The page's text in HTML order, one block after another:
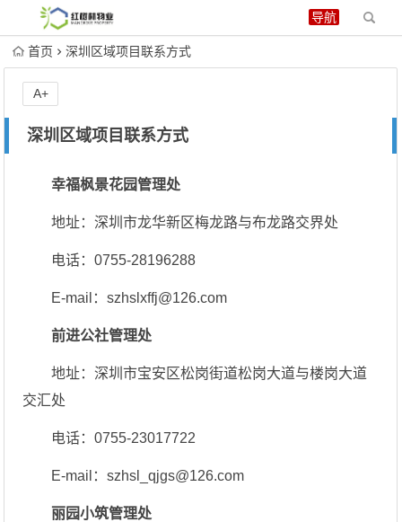
首页 深圳区域项目联系方式
深圳区域项目联系方式
幸福枫景花园管理处
地址：深圳市龙华新区梅龙路与布龙路交界处
电话：0755-28196288
E-mail：szhslxffj@126.com
前进公社管理处
地址：深圳市宝安区松岗街道松岗大道与楼岗大道
交汇处
电话：0755-23017722
E-mail：szhsl_qjgs@126.com
丽园小筑管理处
A+